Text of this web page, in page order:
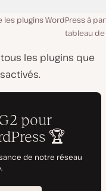
plugins WordPress à
tableau
tous les plugins que